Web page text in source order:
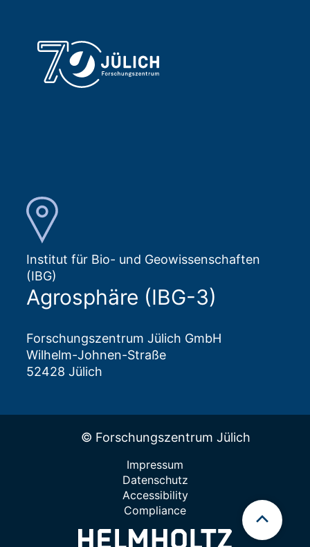
Institut für Bio- und Geowissenschaften
(IBG)
Agrosphäre (IBG-3)
Forschungszentrum Jülich GmbH
Wilhelm-Johnen-Straße
52428 Jülich
© Forschungszentrum Jülich
Impressum
Datenschutz
Accessibility
Compliance